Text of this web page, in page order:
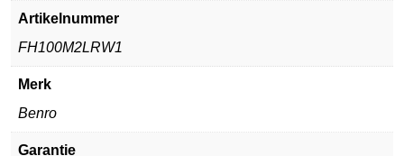
Artikelnummer
FH100M2LRW1
Merk
Benro
Garantie